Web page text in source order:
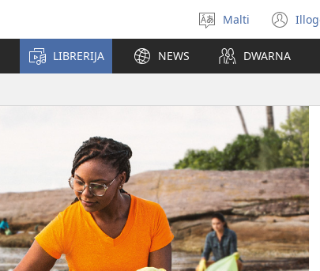
Agħżel
il-
lingwa
Malti
LIBRERIJA NEWS DWARNA